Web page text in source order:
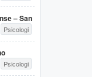
– San
Psicologi
Psicologi